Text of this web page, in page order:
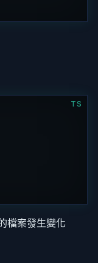
TS
檔案發生變化